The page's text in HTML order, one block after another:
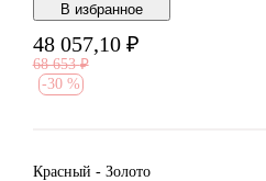
В избранноe
48 057,10 ₽
68 653 ₽
-30 %
Красный - Золото